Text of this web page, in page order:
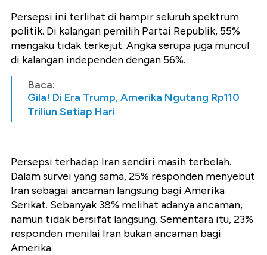
Persepsi ini terlihat di hampir seluruh spektrum
politik. Di kalangan pemilih Partai Republik, 55%
mengaku tidak terkejut. Angka serupa juga muncul
di kalangan independen dengan 56%.
Baca:
Gila! Di Era Trump, Amerika Ngutang Rp110
Triliun Setiap Hari
Persepsi terhadap Iran sendiri masih terbelah.
Dalam survei yang sama, 25% responden menyebut
Iran sebagai ancaman langsung bagi Amerika
Serikat. Sebanyak 38% melihat adanya ancaman,
namun tidak bersifat langsung. Sementara itu, 23%
responden menilai Iran bukan ancaman bagi
Amerika.